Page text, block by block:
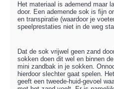
Het materiaal is ademend maar
door. Een ademende sok is fijn
en transpiratie (waardoor je
speelprestaties niet in de weg
Dat de sok vrijwel geen zand
sokken doen dit wel en binnen
mini zandbak in je sokken.
hierdoor slechter gaat spelen.
geeft een tweede-huid-gevoel